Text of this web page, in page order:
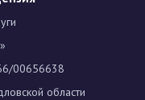
00656638
области